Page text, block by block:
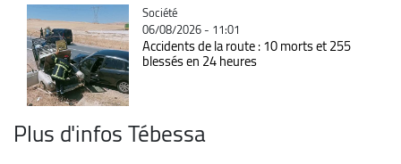
Catégorie
Société
06/08/2026 - 11:01
Accidents de la route : 10 morts et 255
blessés en 24 heures
Plus d'infos Tébessa